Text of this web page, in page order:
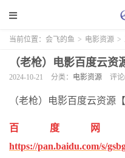
当前位置： 会飞的鱼 > 电影资源 >
（老枪）电影百度云资
2024-10-21 分类： 电影资源 评
（老枪）电影百度云资源
百度
https://pan.baidu.com/s/